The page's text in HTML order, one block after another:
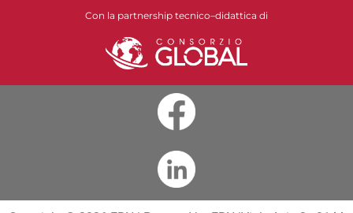
Con la partnership tecnico–didattica di